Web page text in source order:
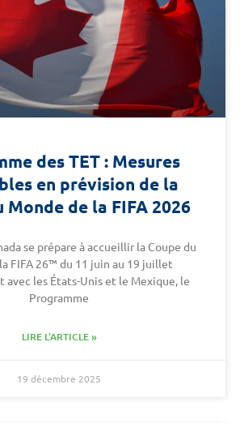
des TET : Mesures
en prévision de la
Monde de la FIFA 2026
se prépare à accueillir la Coupe du
FIFA 26™ du 11 juin au 19 juillet
les États-Unis et le Mexique, le
Programme
LIRE L'ARTICLE »
19 décembre 2025